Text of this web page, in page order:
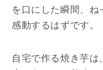
を口にした瞬間、ね
感動するはずです。
自宅で作る焼き芋